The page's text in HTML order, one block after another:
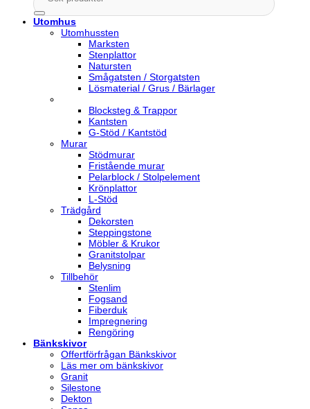
efter:
Utomhus
Utomhussten
Marksten
Stenplattor
Natursten
Smågatsten / Storgatsten
Lösmaterial / Grus / Bärlager
Blocksteg & Trappor
Kantsten
G-Stöd / Kantstöd
Murar
Stödmurar
Fristående murar
Pelarblock / Stolpelement
Krönplattor
L-Stöd
Trädgård
Dekorsten
Steppingstone
Möbler & Krukor
Granitstolpar
Belysning
Tillbehör
Stenlim
Fogsand
Fiberduk
Impregnering
Rengöring
Bänkskivor
Offertförfrågan Bänkskivor
Läs mer om bänkskivor
Granit
Silestone
Dekton